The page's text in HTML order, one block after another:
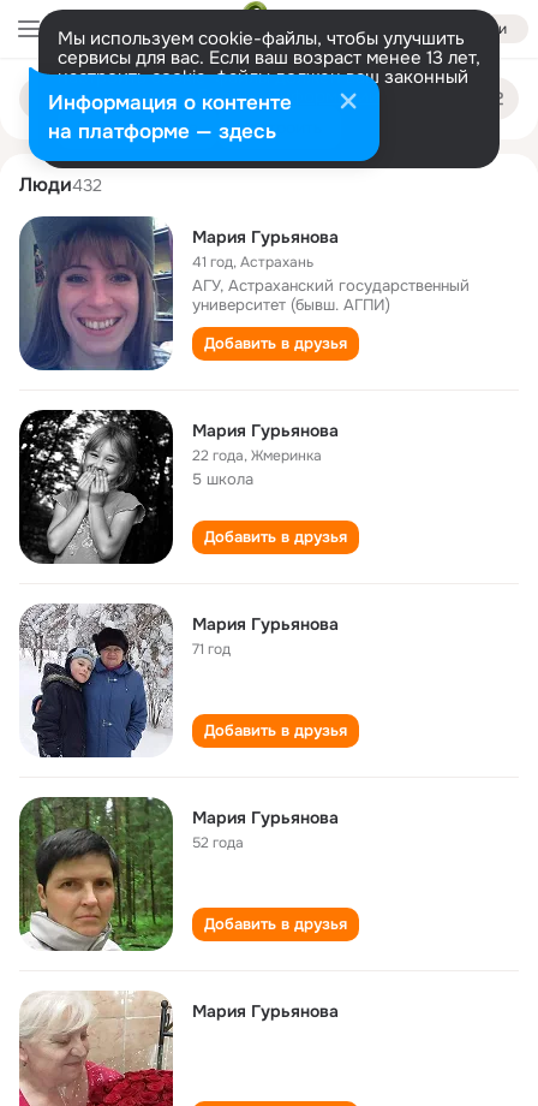
Войти
Мы используем cookie-файлы, чтобы улучшить
сервисы для вас. Если ваш возраст менее 13 лет,
настроить cookie-файлы должен ваш законный
представитель. Больше информации
Разрешить все Настроить
Поиск
людям
mariya guryanova
Люди432
Мария Гурьянова
41 год,Астрахань
АГУ, Астраханский государственный
университет (бывш. АГПИ)
Добавить в друзья
Мария Гурьянова
22 года,Жмеринка
5 школа
Добавить в друзья
Мария Гурьянова
71 год
Добавить в друзья
Мария Гурьянова
52 года
Добавить в друзья
Мария Гурьянова
Информация о контенте
на платформе — здесь